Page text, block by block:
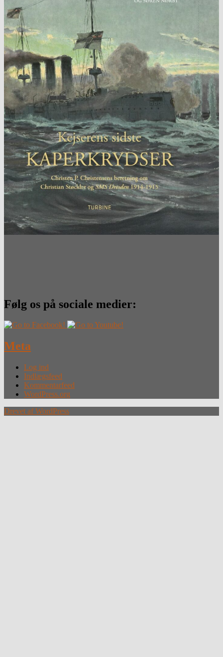
Følg os på sociale medier:
Meta
Log ind
Indlægsfeed
Kommentarfeed
WordPress.org
Drevet af WordPress